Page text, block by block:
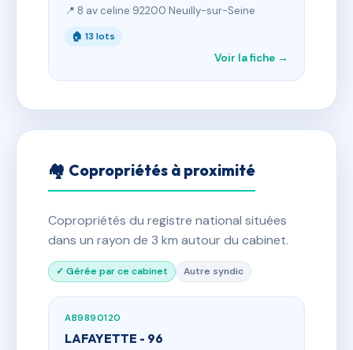
📍 8 av celine 92200 Neuilly-sur-Seine
🏠 13 lots
Voir la fiche →
🏘 Copropriétés à proximité
Copropriétés du registre national situées
dans un rayon de 3 km autour du cabinet.
✓ Gérée par ce cabinet Autre syndic
AB9890120
LAFAYETTE - 96